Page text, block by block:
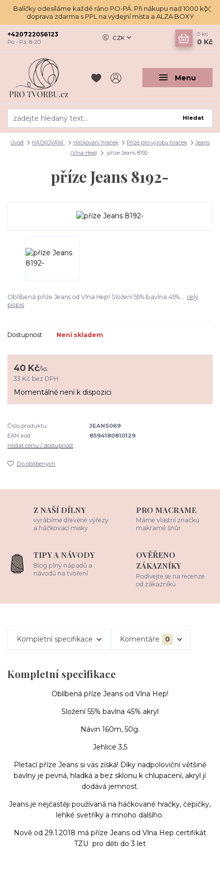
Balíčky odesíláme každé ráno PO-PÁ. Při nákupu nad 1000 kč
doprava zdarma s PPL na výdejní místa a ALZA BOXY
Menu
CZK
Hledat
+420722056123
Po - Pá: 8-20
0 ks
0 Kč
Úvod HÁČKOVÁNÍ Háčkování hraček Příze pro výrobu hraček
Jeans
(Vlna-Hep)
příze Jeans 8192-
příze Jeans 8192-
Oblíbená příze Jeans od Vlna Hep! Složení 55% bavlna 45% ... celý
popis
Dostupnost Není skladem
40 Kč/ks
33 Kč bez DPH
Momentálně není k dispozici
Číslo produktu:
JEANS069
EAN kód:
8594180810129
Hlídat cenu / dostupnost
Do oblíbených
Z NAŠÍ DÍLNY
vyrábíme dřevěné výřezy
a háčkovací misky
PRO MACRAME
Máme vlastní značku
makramé šňůr
TIPY A NÁVODY
Blog plný nápadů a
návodů na tvoření
OVĚŘENO
ZÁKAZNÍKY
Podívejte se na recenze
od zákazníků
Kompletní specifikace Komentáře 0
Kompletní specifikace
Oblíbená příze Jeans od Vlna Hep!
Složení 55% bavlna 45% akryl
Návin 160m, 50g.
Jehlice 3,5
Pletací příze Jeans si vás získá! Díky nadpoloviční většině
bavlny je pevná, hladká a bez sklonu k chlupacení, akryl jí
dodává jemnost.
Jeans je nejčastěji používaná na háčkované hračky, čepičky,
lehké svetříky a mnoho dalšího.
Nově od 29.1.2018 má příze Jeans od Vlna Hep certifikát
TZU pro děti do 3 let